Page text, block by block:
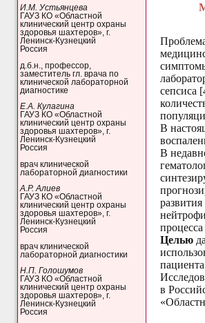
И.М. Устьянцева
ГАУЗ КО «Областной
клинический центр охраны
здоровья шахтеров», г.
Ленинск-Кузнецкий
Россия
д.б.н., профессор,
заместитель гл. врача по
клинической лабораторной
диагностике
Е.А. Кулагина
ГАУЗ КО «Областной
клинический центр охраны
здоровья шахтеров», г.
Ленинск-Кузнецкий
Россия
врач клинической
лабораторной диагностики
А.Р. Алиев
ГАУЗ КО «Областной
клинический центр охраны
здоровья шахтеров», г.
Ленинск-Кузнецкий
Россия
врач клинической
лабораторной диагностики
Н.П. Голошумов
ГАУЗ КО «Областной
клинический центр охраны
здоровья шахтеров», г.
Ленинск-Кузнецкий
Россия
сепсиса
В
В
Целью
в